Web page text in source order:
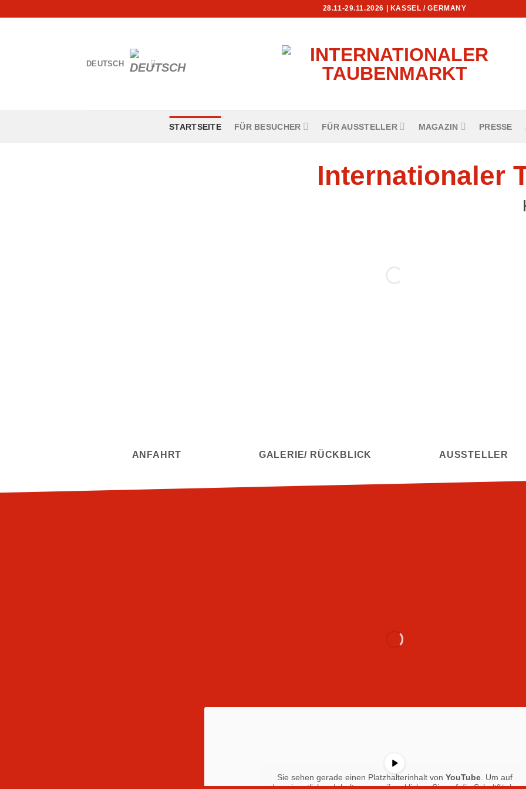
28.11-29.11.2026 | KASSEL / GERMANY
DEUTSCH
STARTSEITE FÜR BESUCHER FÜR AUSSTELLER MAGAZIN PRESSE
Internationaler
ANFAHRT GALERIE/ RÜCKBLICK AUSSTELLER
Sie sehen gerade einen Platzhalterinhalt von YouTube. Um auf
den eigentlichen Inhalt zuzugreifen, klicken Sie auf die Schaltfläche